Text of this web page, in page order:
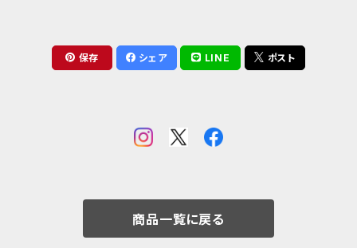
保存 シェア LINE ポスト
商品一覧に戻る